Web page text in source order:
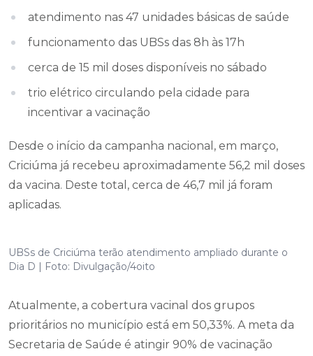
atendimento nas 47 unidades básicas de saúde
funcionamento das UBSs das 8h às 17h
cerca de 15 mil doses disponíveis no sábado
trio elétrico circulando pela cidade para
incentivar a vacinação
Desde o início da campanha nacional, em março,
Criciúma já recebeu aproximadamente 56,2 mil doses
da vacina. Deste total, cerca de 46,7 mil já foram
aplicadas.
UBSs de Criciúma terão atendimento ampliado durante o
Dia D | Foto: Divulgação/4oito
Atualmente, a cobertura vacinal dos grupos
prioritários no município está em 50,33%. A meta da
Secretaria de Saúde é atingir 90% de vacinação